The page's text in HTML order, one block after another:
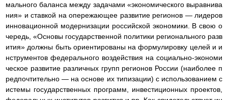
мального баланса между задачами «экономического выравнива
ния» и ставкой на опережающее развитие регионов — лидеров
инновационной модернизации российской экономики. В свою о
чередь, «Основы государственной политики регионального разв
ития» должны быть ориентированы на формулировку целей и и
нструментов федерального воздействия на социально-экономи
ческое развитие различных групп регионов России (наиболее п
редпочтительно — на основе их типизации) с использованием с
истемы государственных программ, инвестиционных проектов,